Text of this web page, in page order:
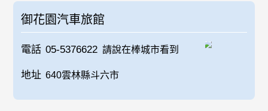
御花園汽車旅館
電話 05-5376622 請說在棒城市看到
地址 640雲林縣斗六市